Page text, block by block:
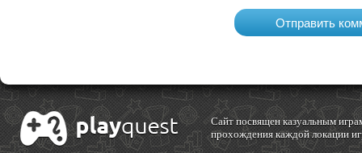
Cайт посвящен казуальным
прохождения каждой локации